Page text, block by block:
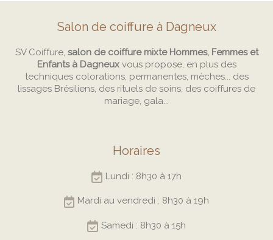
Salon de coiffure à Dagneux
SV Coiffure, salon de coiffure mixte Hommes, Femmes et
Enfants à Dagneuxvous propose, en plus des
techniques colorations, permanentes, mèches... des
lissages Brésiliens, des rituels de soins, des coiffures de
mariage, gala...
Horaires
Lundi : 8h30 à 17h
Mardi au vendredi : 8h30 à 19h
Samedi : 8h30 à 15h